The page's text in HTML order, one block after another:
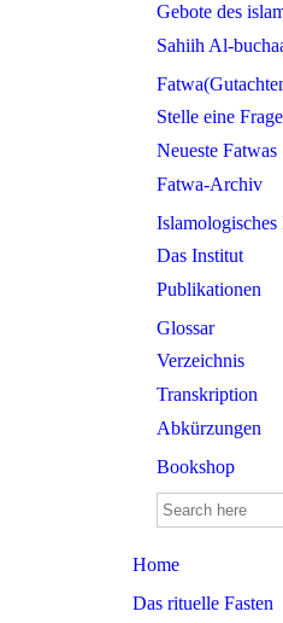
Gebote des
Sahiih Al-
Stelle eine
Neueste Fatwas
Fatwa-Archiv
Islamologisches
Das Institut
Publikationen
Glossar
Verzeichnis
Transkription
Abkürzungen
Bookshop
Search
for:
Home
Das rituelle Fasten